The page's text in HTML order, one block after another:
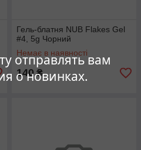
отправлять вам
о новинках.
Гель-блатня NUB Flakes Gel
#4, 5g Чорний
Немає в наявності
140₴